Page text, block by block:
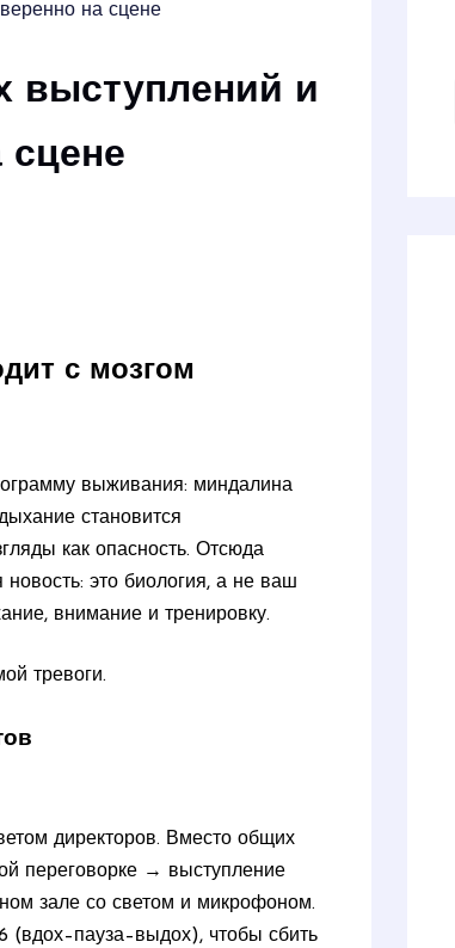
на сцене
выступлений и
сцене
с мозгом
выживания: миндалина
становится
как опасность. Отсюда
это биология, а не ваш
внимание и тренировку.
тревоги.
директоров. Вместо общих
переговорке → выступление
зале со светом и микрофоном.
чтобы сбить